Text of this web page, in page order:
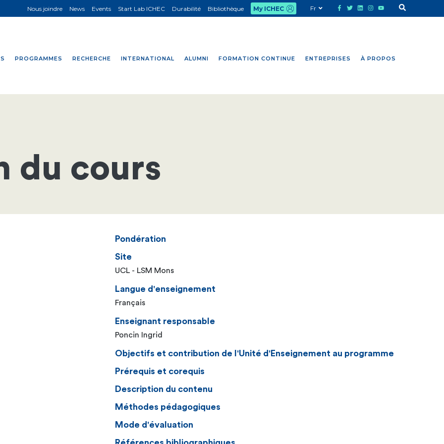
PROGRAMMES RECHERCHE INTERNATIONAL ALUMNI FORMATION CONTINUE ENTREPRISES À PROPOS
Nous joindre News Events Start Lab ICHEC Durabilité Bibliothèque My ICHEC Fr
du cours
Pondération
Site
UCL - LSM Mons
Langue d'enseignement
Français
Enseignant responsable
Poncin Ingrid
Objectifs et contribution de l'Unité d'Enseignement au programme
Prérequis et corequis
Description du contenu
Méthodes pédagogiques
Mode d'évaluation